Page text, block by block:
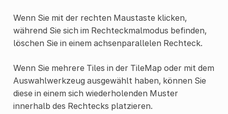
Wenn Sie mit der rechten Maustaste klicken,
während Sie sich im Rechteckmalmodus befinden,
löschen Sie in einem achsenparallelen Rechteck.
Wenn Sie mehrere Tiles in der TileMap oder mit dem
Auswahlwerkzeug ausgewählt haben, können Sie
diese in einem sich wiederholenden Muster
innerhalb des Rechtecks platzieren.